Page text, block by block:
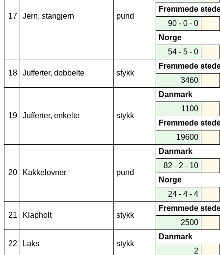
17 Jern, stangjern pund
Fremmede
90 - 0 - 0
Norge
54 - 5 - 0
18 Jufferter, dobbelte stykk
Fremmede
3460
19 Jufferter, enkelte stykk
Danmark
1100
Fremmede
19600
20 Kakkelovner pund
Danmark
82 - 2 - 10
Norge
24 - 4 - 4
21 Klapholt stykk
Fremmede
2500
22 Laks stykk
Danmark
2